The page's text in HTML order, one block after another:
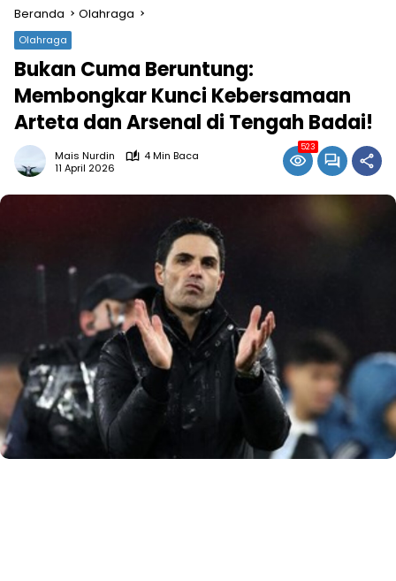
Beranda Olahraga
Olahraga
Bukan Cuma Beruntung:
Membongkar Kunci Kebersamaan
Arteta dan Arsenal di Tengah Badai!
Mais Nurdin
4 Min Baca
11 April 2026
523